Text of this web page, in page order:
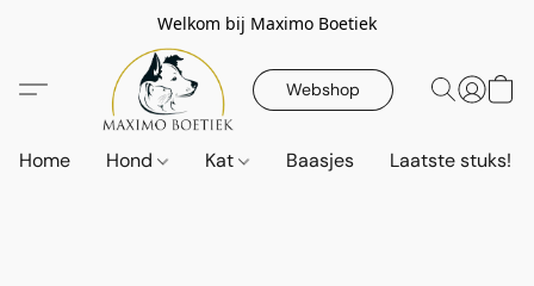
Welkom bij Maximo Boetiek
Webshop
Home Hond Kat Baasjes Laatste stuks!